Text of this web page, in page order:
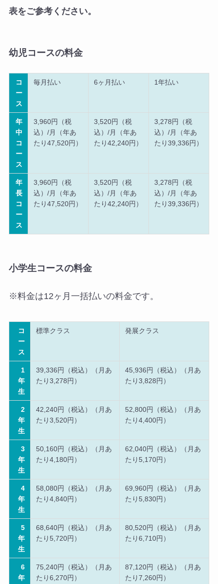
表をご参考ください。
幼児コースの料金
コ
ー
ス
毎月払い 6ヶ月払い 1年払い
年
中
コ
ー
ス
3,960円（税
込）/月（年あ
たり47,520円）
3,520円（税
込）/月（年あ
たり42,240円）
3,278円（税
込）/月（年あ
たり39,336円）
年
長
コ
ー
ス
3,960円（税
込）/月（年あ
たり47,520円）
3,520円（税
込）/月（年あ
たり42,240円）
3,278円（税
込）/月（年あ
たり39,336円）
小学生コースの料金
※料金は12ヶ月一括払いの料金です。
コ
ー
ス
標準クラス 発展クラス
1
年
生
39,336円（税込）（月あ
たり3,278円）
45,936円（税込）（月あ
たり3,828円）
2
年
生
42,240円（税込）（月あ
たり3,520円）
52,800円（税込）（月あ
たり4,400円）
3
年
生
50,160円（税込）（月あ
たり4,180円）
62,040円（税込）（月あ
たり5,170円）
4
年
生
58,080円（税込）（月あ
たり4,840円）
69,960円（税込）（月あ
たり5,830円）
5
年
生
68,640円（税込）（月あ
たり5,720円）
80,520円（税込）（月あ
たり6,710円）
6
年
75,240円（税込）（月あ
たり6,270円）
87,120円（税込）（月あ
たり7,260円）